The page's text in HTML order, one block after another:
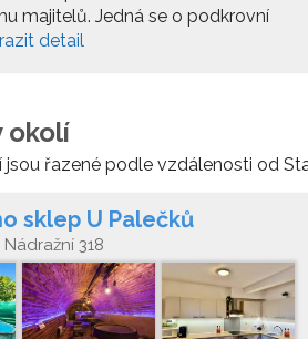
majitelů. Jedná se o podkrovní
detail
okolí
jsou řazené podle vzdálenosti od
sklep U Palečků
Nádražní 318